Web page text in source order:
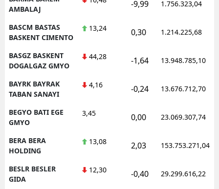
AMBALAJ
-9,99 1.756.323,04
BASCM BASTAS
BASKENT CIMENTO
13,24 0,30 1.214.225,68
BASGZ BASKENT
DOGALGAZ GMYO
44,28 -1,64 13.948.785,10
BAYRK BAYRAK
TABAN SANAYI
4,16 -0,24 13.676.712,70
BEGYO BATI EGE
GMYO
3,45 0,00 23.069.307,74
BERA BERA
HOLDING
13,08 2,03 153.753.271,04
BESLR BESLER
GIDA
12,30 -0,40 29.299.616,22